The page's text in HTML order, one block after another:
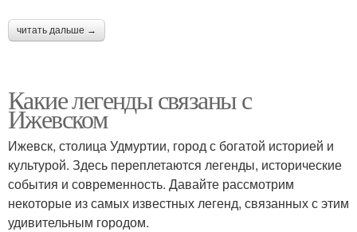
читать дальше →
Какие легенды связаны с
Ижевском
Ижевск, столица Удмуртии, город с богатой историей и
культурой. Здесь переплетаются легенды, исторические
события и современность. Давайте рассмотрим
некоторые из самых известных легенд, связанных с этим
удивительным городом.